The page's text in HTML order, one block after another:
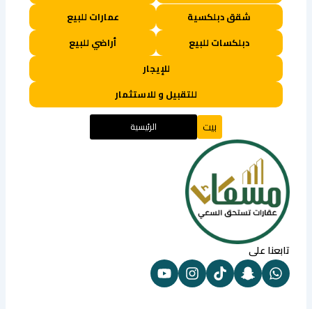
شقق دبلكسية
عمارات للبيع
دبلكسات للبيع
أراضي للبيع
للإيجار
للتقبيل و للاستثمار
بيت الرئيسية
تابعنا على